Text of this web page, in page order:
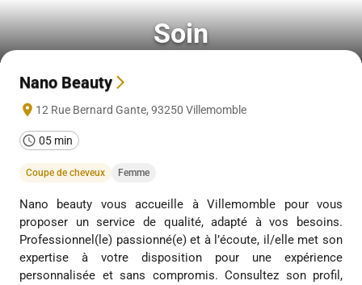
Soin
Nano Beauty
12 Rue Bernard Gante, 93250 Villemomble
05 min
Coupe de cheveux Femme
Nano beauty vous accueille à Villemomble pour vous
proposer un service de qualité, adapté à vos besoins.
Professionnel(le) passionné(e) et à l’écoute, il/elle met son
expertise à votre disposition pour une expérience
personnalisée et sans compromis. Consultez son profil,